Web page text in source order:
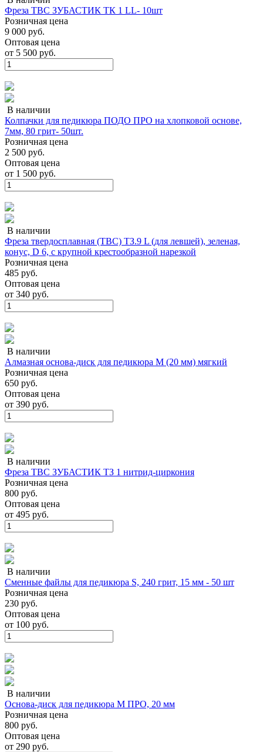
Фреза ТВС ЗУБАСТИК ТК 1 LL- 10шт
Розничная цена
9 000 руб.
Оптовая цена
от 5 500 руб.
В наличии
Колпачки для педикюра ПОДО ПРО на хлопковой основе,
7мм, 80 грит- 50шт.
Розничная цена
2 500 руб.
Оптовая цена
от 1 500 руб.
В наличии
Фреза твердосплавная (ТВС) ТЗ.9 L (для левшей), зеленая,
конус, D 6, с крупной крестообразной нарезкой
Розничная цена
485 руб.
Оптовая цена
от 340 руб.
В наличии
Алмазная основа-диск для педикюра М (20 мм) мягкий
Розничная цена
650 руб.
Оптовая цена
от 390 руб.
В наличии
Фреза ТВС ЗУБАСТИК ТЗ 1 нитрид-циркония
Розничная цена
800 руб.
Оптовая цена
от 495 руб.
В наличии
Сменные файлы для педикюра S, 240 грит, 15 мм - 50 шт
Розничная цена
230 руб.
Оптовая цена
от 100 руб.
В наличии
Основа-диск для педикюра M ПРО, 20 мм
Розничная цена
800 руб.
Оптовая цена
от 290 руб.